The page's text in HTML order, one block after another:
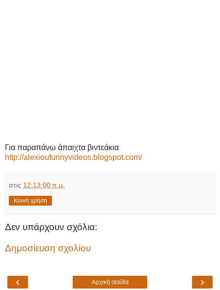
Για παραπάνω άπαιχτα βιντεάκια
http://alexioufunnyvideos.blogspot.com/
στις 12:13:00 π.μ.
Κοινή χρήση
Δεν υπάρχουν σχόλια:
Δημοσίευση σχολίου
‹ ›
Αρχική σελίδα